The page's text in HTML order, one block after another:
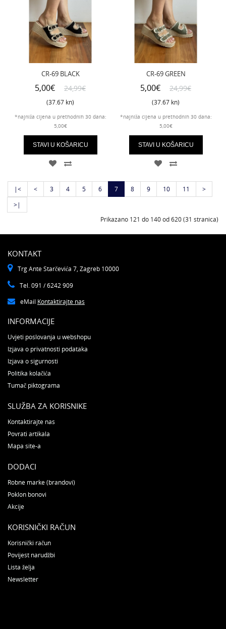
CR-69 BLACK
5,00€ 24,99€
(37.67 kn)
*najniža cijena u prethodnih 30 dana:
5,00€
STAVI U KOŠARICU
CR-69 GREEN
5,00€ 24,99€
(37.67 kn)
*najniža cijena u prethodnih 30 dana:
5,00€
STAVI U KOŠARICU
|< < 3 4 5 6 7 8 9 10 11
>
>|
Prikazano 121 do 140 od 620 (31 stranica)
KONTAKT
Trg Ante Starčevića 7, Zagreb 10000
Tel. 091 / 6242 909
eMail Kontaktirajte nas
INFORMACIJE
Uvjeti poslovanja u webshopu
Izjava o privatnosti podataka
Izjava o sigurnosti
Politika kolačića
Tumač piktograma
SLUŽBA ZA KORISNIKE
Kontaktirajte nas
Povrati artikala
Mapa site-a
DODACI
Robne marke (brandovi)
Poklon bonovi
Akcije
KORISNIČKI RAČUN
Korisnički račun
Povijest narudžbi
Lista želja
Newsletter